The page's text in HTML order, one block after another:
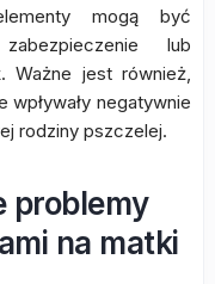
mogą być
lub
Ważne jest również,
wpływały negatywnie
rodziny pszczelej.
problemy
na matki